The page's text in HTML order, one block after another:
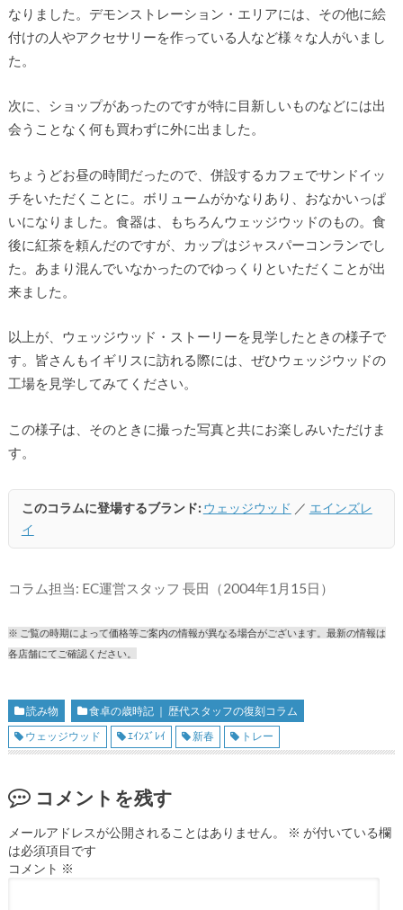
なりました。デモンストレーション・エリアには、その他に絵
付けの人やアクセサリーを作っている人など様々な人がいまし
た。
次に、ショップがあったのですが特に目新しいものなどには出
会うことなく何も買わずに外に出ました。
ちょうどお昼の時間だったので、併設するカフェでサンドイッ
チをいただくことに。ボリュームがかなりあり、おなかいっぱ
いになりました。食器は、もちろんウェッジウッドのもの。食
後に紅茶を頼んだのですが、カップはジャスパーコンランでし
た。あまり混んでいなかったのでゆっくりといただくことが出
来ました。
以上が、ウェッジウッド・ストーリーを見学したときの様子で
す。皆さんもイギリスに訪れる際には、ぜひウェッジウッドの
工場を見学してみてください。
この様子は、そのときに撮った写真と共にお楽しみいただけま
す。
このコラムに登場するブランド: ウェッジウッド ／ エインズレ
イ
コラム担当: EC運営スタッフ 長田（2004年1月15日）
※ ご覧の時期によって価格等ご案内の情報が異なる場合がございます。最新の情報は
各店舗にてご確認ください。
読み物
食卓の歳時記 ｜ 歴代スタッフの復刻コラム
ウェッジウッド
ｴｲﾝｽﾞﾚｲ 新春 トレー
コメントを残す
メールアドレスが公開されることはありません。 ※ が付いている欄
は必須項目です
コメント ※